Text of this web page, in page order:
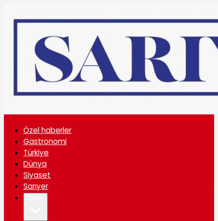
Özel haberler
Gastronomi
Türkiye
Dünya
Siyaset
Sarıyer